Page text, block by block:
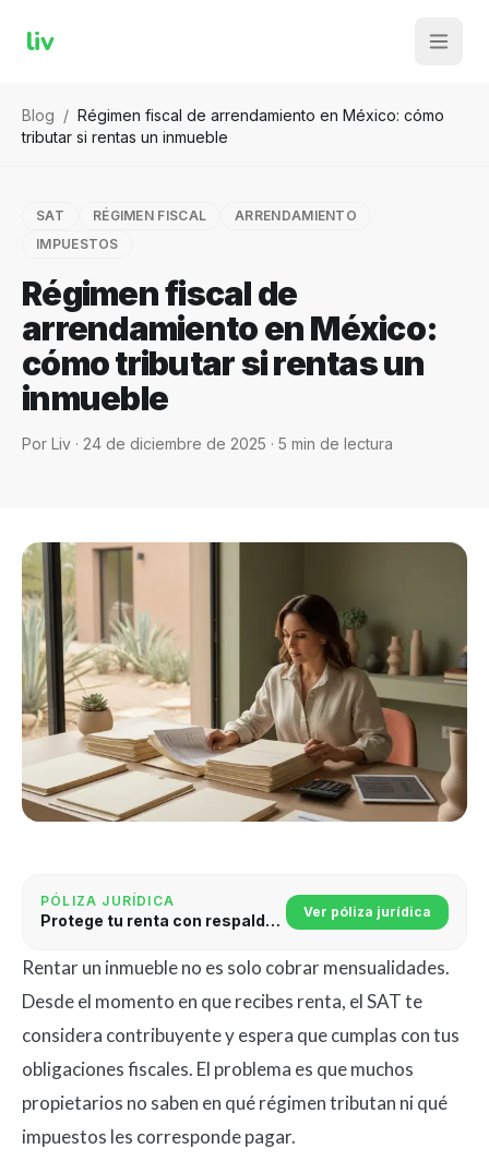
liv
Blog / Régimen fiscal de arrendamiento en México: cómo
tributar si rentas un inmueble
SAT RÉGIMEN FISCAL
ARRENDAMIENTO
IMPUESTOS
Régimen fiscal de
arrendamiento en México:
cómo tributar si rentas un
inmueble
Por Liv · 24 de diciembre de 2025 · 5 min de lectura
Rentar un inmueble no es solo cobrar mensualidades.
Desde el momento en que recibes renta, el SAT te
considera contribuyente y espera que cumplas con tus
obligaciones fiscales. El problema es que muchos
propietarios no saben en qué régimen tributan ni qué
impuestos les corresponde pagar.
PÓLIZA JURÍDICA
Protege tu renta con respaldo jurídico Ver póliza jurídica